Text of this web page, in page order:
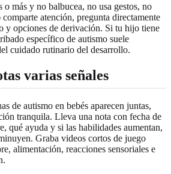
o más y no balbucea, no usa gestos, no
atención, pregunta directamente
y opciones de derivación. Si tu hijo tiene
específico de autismo suele
cuidado rutinario del desarrollo.
varias señales
de autismo en bebés aparecen juntas,
tranquila. Lleva una nota con fecha de
qué ayuda y si las habilidades aumentan,
Graba videos cortos de juego
alimentación, reacciones sensoriales e